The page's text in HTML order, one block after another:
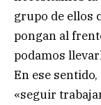
grupo de ellos
pongan al
podamos
En ese
«seguir